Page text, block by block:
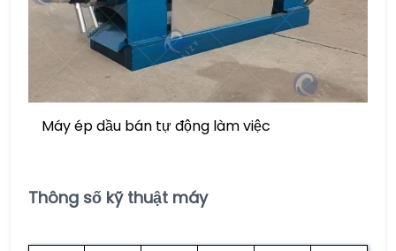
Máy ép dầu bán tự động làm việc
Thông số kỹ thuật máy